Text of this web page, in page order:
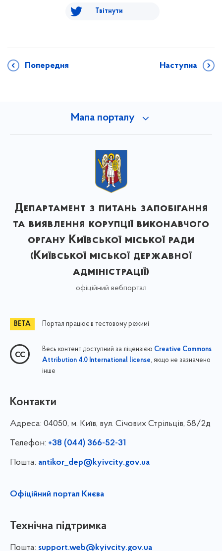
Твітнути
Попередня Наступна
Мапа порталу
Департамент з питань запобігання
та виявлення корупції виконавчого
органу Київської міської ради
(Київської міської державної
адміністрації)
офіційний вебпортал
Портал працює в тестовому режимі
Весь контент доступний за ліцензією Creative Commons
Attribution 4.0 International license, якщо не зазначено
інше
Контакти
Адреса: 04050, м. Київ, вул. Січових Стрільців, 58/2д
Телефон: +38 (044) 366-52-31
Пошта: antikor_dep@kyivcity.gov.ua
Офіційний портал Києва
Технічна підтримка
Пошта: support.web@kyivcity.gov.ua